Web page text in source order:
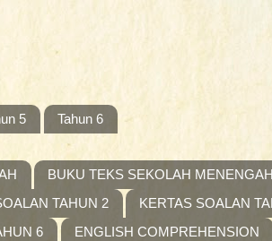
5 Tahun 6
BUKU TEKS SEKOLAH MENENGAH
TAHUN 2 KERTAS SOALAN
6 ENGLISH COMPREHENSION